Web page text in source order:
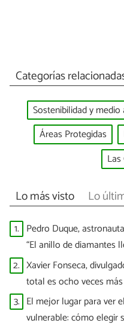
Categorías
Sostenibilidad y
Áreas Protegidas
Lo más visto Lo
1. Pedro Duque,
“El anillo de diamantes
puntitos brillantes”
2. Xavier Fonseca,
total es ocho veces
Mundial”
3. El mejor lugar para ver
vulnerable: cómo elegir